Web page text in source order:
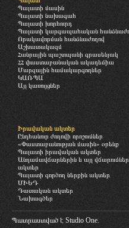
Պալատի մասին
Պալատի նախագահ
Պալատի խորհուրդ
Պալատի կարգապահական
Որակավորման հանձնաժողով
Աշխատակազմ
Հանրային պաշտպանի գրասենյակ
ՀՀ փաստաբանական ակադեմիա
Մարզային համակարգողներ
ԿԱՌՊԱ
Այլ կառույցներ
Իրավական ակտեր
Ընդհանուր ժողովի որոշումներ
«Փաստաբանության մասին» օրենք
Պալատի իրավական ակտեր
Անդամավճարներին և այլ
ակտեր
Պալատի գործող ներքին ակտեր
ՄԻԵԴ
Դատական ակտեր
Նախագծեր
Պատրաստված է Studio One.